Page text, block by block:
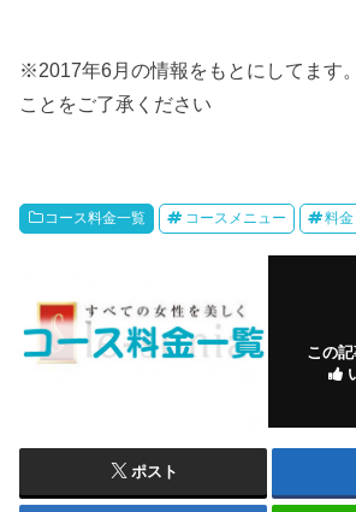
※2017年6月の情報をもとにしてます
ことをご了承ください
コース料金一覧 コースメニュー 料金
この
ポスト